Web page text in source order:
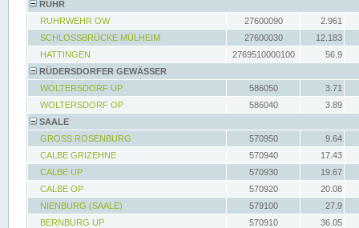
RUHR
RUHRWEHR OW
27600090
2.961
SCHLOSSBRÜCKE MÜLHEIM
27600030
12.183
HATTINGEN
2769510000100
56.9
RÜDERSDORFER GEWÄSSER
WOLTERSDORF UP
586050
3.71
WOLTERSDORF OP
586040
3.89
SAALE
GROSS ROSENBURG
570950
9.64
CALBE GRIZEHNE
570940
17.43
CALBE UP
570930
19.67
CALBE OP
570920
20.08
NIENBURG (SAALE)
579100
27.9
BERNBURG UP
570910
36.05